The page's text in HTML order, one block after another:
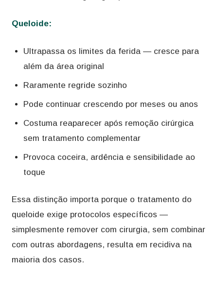
Queloide:
Ultrapassa os limites da ferida — cresce para
além da área original
Raramente regride sozinho
Pode continuar crescendo por meses ou anos
Costuma reaparecer após remoção cirúrgica
sem tratamento complementar
Provoca coceira, ardência e sensibilidade ao
toque
Essa distinção importa porque o tratamento do
queloide exige protocolos específicos —
simplesmente remover com cirurgia, sem combinar
com outras abordagens, resulta em recidiva na
maioria dos casos.